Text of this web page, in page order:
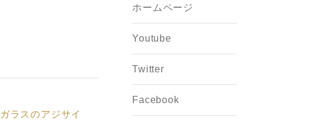
ラスのアジサイ
ホームページ
Youtube
Twitter
Facebook